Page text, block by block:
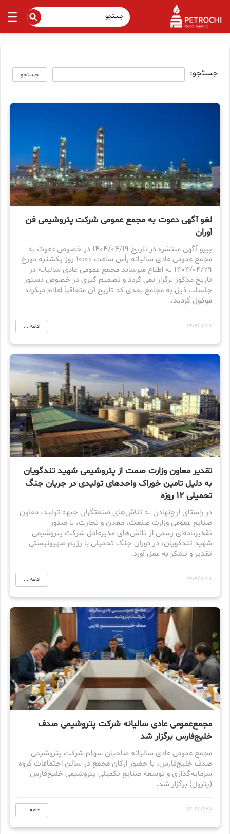
جستجو: جستجو
لغو آگهی دعوت به مجمع عمومی شرکت پتروشيمی فن
آوران
پیرو آگهی منتشره در تاریخ 1404/04/19 در خصوص دعوت به
مجمع عمومی عادی سالیانه راُس ساعت 10:00 روز یکشنبه مورخ
1404/04/29 به اطلاع میرساند مجمع عمومی عادی سالیانه در
تاریخ مذکور برگزار نمی گردد و تصمیم گیری در خصوص دستور
جلسات ذیل به مجامع بعدی که تاریخ آن متعاقباً اعلام میگردد
موکول گردید.
1404/4/28 ادامه ...
تقدیر معاون وزارت صمت از پتروشیمی شهید تندگویان
به دلیل تامین خوراک واحدهای تولیدی در جریان جنگ
تحمیلی 12 روزه
در راستای ارج‌نهادن به تلاش‌های صنعتگران جبهه تولید، معاون
صنایع عمومی وزارت صنعت، معدن و تجارت، با صدور
تقدیرنامه‌ای رسمی از تلاش‌های مدیرعامل شرکت پتروشیمی
شهید تندگویان، در دوران جنگ تحمیلی با رژیم صهیونیستی
تقدیر و تشکر به عمل آورد.
1404/4/28 ادامه ...
مجمع‌عمومی عادی سالیانه شرکت پتروشیمی صدف
خلیج‌فارس برگزار شد
مجمع عمومی عادی سالیانه صاحبان سهام شرکت پتروشیمی
صدف خلیج‌فارس، با حضور ارکان مجمع در سالن اجتماعات گروه
سرمایه‌گذاری و توسعه صنایع تکمیلی پتروشیمی خلیج‌فارس
(پترول) برگزار شد.
1404/4/28 ادامه ...